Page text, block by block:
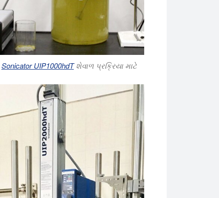
Sonicator UIP1000hdTશેવાળ પ્રક્રિયા માટે